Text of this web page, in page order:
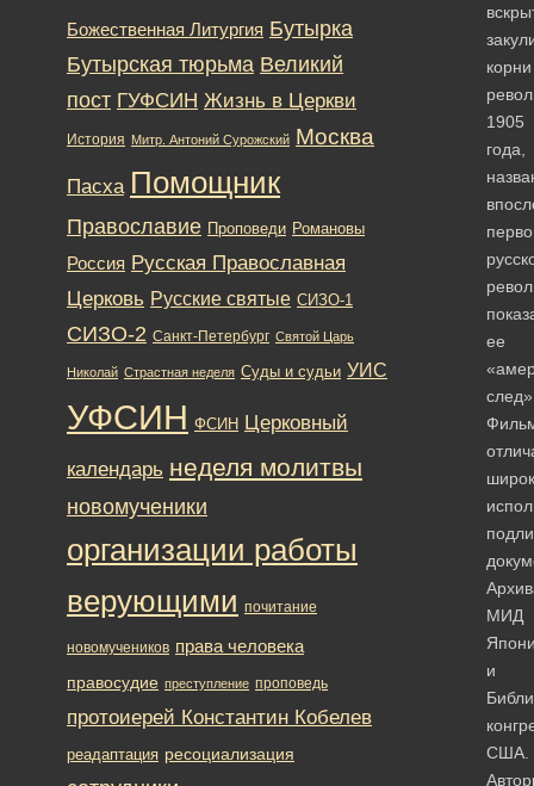
корни
1905
года,
ее
МИД
и
США.
Божественная Литургия Бутырка
Бутырская тюрьма Великий
пост ГУФСИН Жизнь в Церкви
История Митр. Антоний Сурожский Москва
Пасха Помощник
Православие Проповеди Романовы
Россия Русская Православная
Церковь Русские святые СИЗО-1
СИЗО-2 Санкт-Петербург Святой Царь
Николай Страстная неделя Суды и судьи УИС
УФСИН ФСИН Церковный
календарь неделя молитвы
новомученики
организации работы
верующими почитание
новомучеников права человека
правосудие преступление проповедь
протоиерей Константин Кобелев
реадаптация ресоциализация